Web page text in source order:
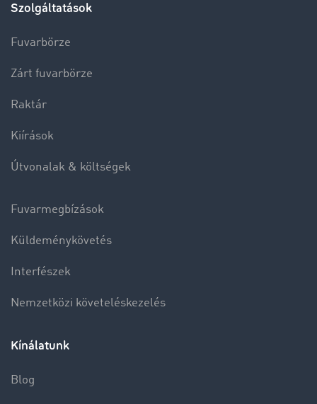
Szolgáltatások
Fuvarbörze
Zárt fuvarbörze
Raktár
Kiírások
Útvonalak & költségek
Fuvarmegbízások
Küldeménykövetés
Interfészek
Nemzetközi követeléskezelés
Kínálatunk
Blog